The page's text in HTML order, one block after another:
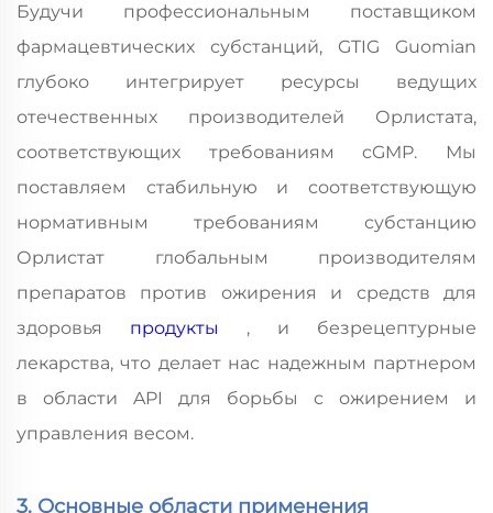
Будучи профессиональным поставщиком
фармацевтических субстанций, GTIG Guomian
глубоко интегрирует ресурсы ведущих
отечественных производителей Орлистата,
соответствующих требованиям cGMP. Мы
поставляем стабильную и соответствующую
нормативным требованиям субстанцию
Орлистат глобальным производителям
препаратов против ожирения и средств для
здоровья продукты , и безрецептурные
лекарства, что делает нас надежным партнером
в области API для борьбы с ожирением и
управления весом.
3. Основные области применения